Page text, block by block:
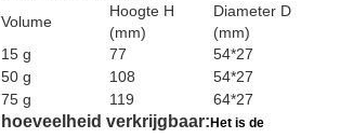
Volume
Hoogte H
(mm)
Diameter D
(mm)
15 g 77
54*27
50 g 108
54*27
75 g 119 64*27